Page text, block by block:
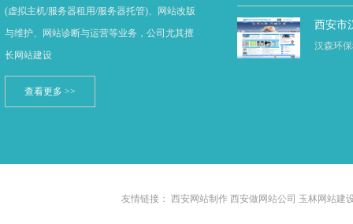
(虚拟主机/服务器租用/服务器托管)、网站改版
与维护、网站诊断与运营等业务，公司尤其擅
长网站建设
查看更多 >>
西安市
汉森环
友情链接： 西安网站制作 西安做网站公司 玉林网站建